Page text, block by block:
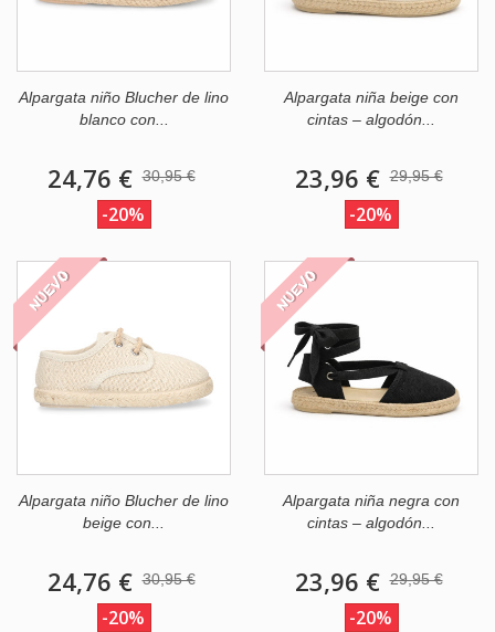
Alpargata niño Blucher de lino
blanco con...
24,76 € 30,95 €
-20%
Alpargata niña beige con
cintas – algodón...
23,96 € 29,95 €
-20%
NUEVO
Alpargata niño Blucher de lino
beige con...
24,76 € 30,95 €
-20%
NUEVO
Alpargata niña negra con
cintas – algodón...
23,96 € 29,95 €
-20%